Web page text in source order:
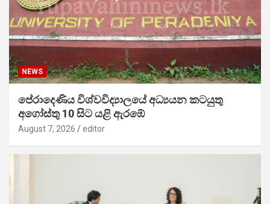
NEWS
පේරාදෙණිය විශ්වවිද්‍යාලයේ අධ්‍යයන කටයුතු
අගෝස්තු 10 සිට යළි ඇරඹේ
August 7, 2026 editor